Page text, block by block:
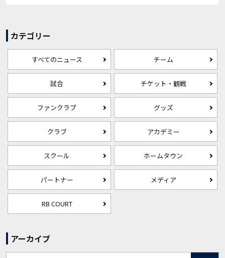
カテゴリー
すべてのニュース チーム
試合 チケット・観戦
ファンクラブ グッズ
クラブ アカデミー
スクール ホームタウン
パートナー メディア
RB COURT
アーカイブ